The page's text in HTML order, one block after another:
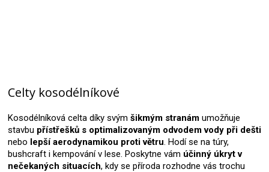
Celty kosodélníkové
Kosodélníková celta díky svým šikmým stranám umožňuje
stavbu přístřešků s optimalizovaným odvodem vody při dešti
nebo lepší aerodynamikou proti větru. Hodí se na túry,
bushcraft i kempování v lese. Poskytne vám účinný úkryt v
nečekaných situacích, kdy se příroda rozhodne vás trochu